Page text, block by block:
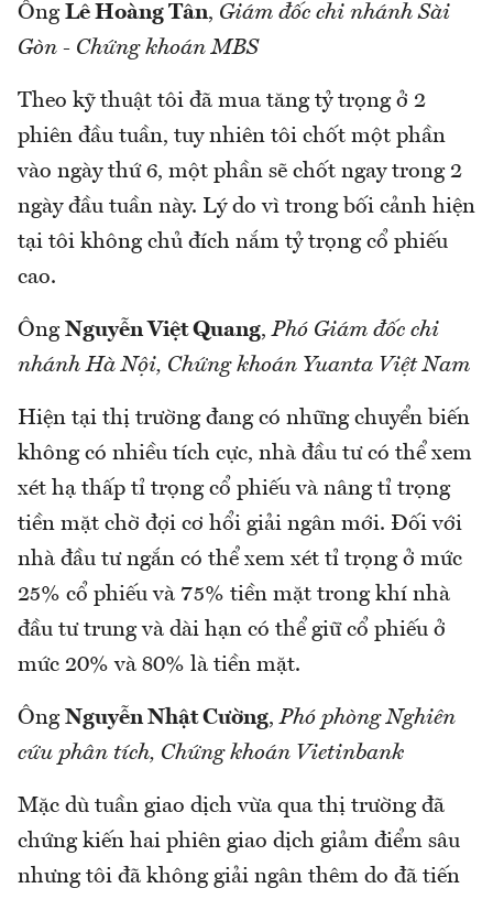
Ông Lê Hoàng Tân, Giám đốc chi nhánh Sài
Gòn - Chứng khoán MBS
Theo kỹ thuật tôi đã mua tăng tỷ trọng ở 2
phiên đầu tuần, tuy nhiên tôi chốt một phần
vào ngày thứ 6, một phần sẽ chốt ngay trong 2
ngày đầu tuần này. Lý do vì trong bối cảnh hiện
tại tôi không chủ đích nắm tỷ trọng cổ phiếu
cao.
Ông Nguyễn Việt Quang,Phó Giám đốc chi
nhánh Hà Nội, Chứng khoán Yuanta Việt Nam
Hiện tại thị trường đang có những chuyển biến
không có nhiều tích cực, nhà đầu tư có thể xem
xét hạ thấp tỉ trọng cổ phiếu và nâng tỉ trọng
tiền mặt chờ đợi cơ hổi giải ngân mới. Đối với
nhà đầu tư ngắn có thể xem xét tỉ trọng ở mức
25% cổ phiếu và 75% tiền mặt trong khí nhà
đầu tư trung và dài hạn có thể giữ cổ phiếu ở
mức 20% và 80% là tiền mặt.
Ông Nguyễn Nhật Cường,Phó phòng Nghiên
cứu phân tích, Chứng khoán Vietinbank
Mặc dù tuần giao dịch vừa qua thị trường đã
chứng kiến hai phiên giao dịch giảm điểm sâu
nhưng tôi đã không giải ngân thêm do đã tiến